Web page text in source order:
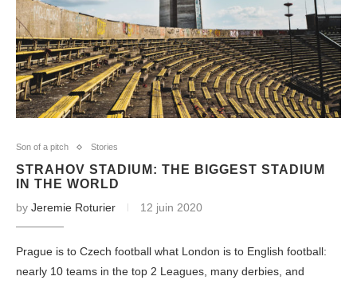
Son of a pitch Stories
STRAHOV STADIUM: THE BIGGEST STADIUM
IN THE WORLD
by Jeremie Roturier 12 juin 2020
Prague is to Czech football what London is to English football:
nearly 10 teams in the top 2 Leagues, many derbies, and